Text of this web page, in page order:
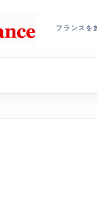
フランスを